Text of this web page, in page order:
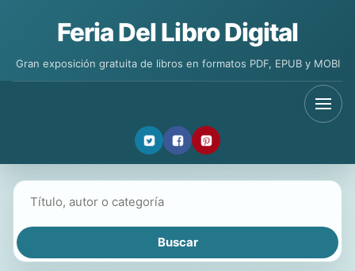
Feria Del Libro Digital
Gran exposición gratuita de libros en formatos PDF, EPUB y MOBI